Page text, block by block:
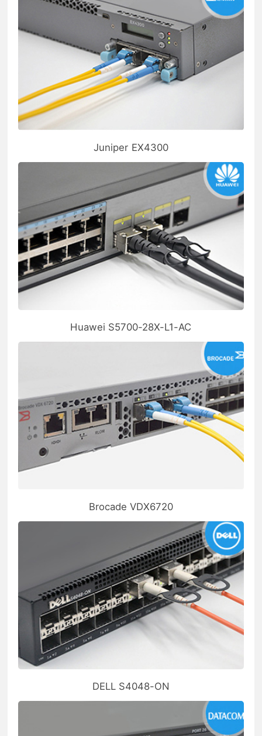
Juniper EX4300
Huawei S5700-28X-L1-AC
Brocade VDX6720
DELL S4048-ON